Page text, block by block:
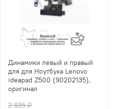
Динамики левый и правый
для для Ноутбука Lenovo
ideapad Z500 (90202135),
оригинал
2 835 ₽